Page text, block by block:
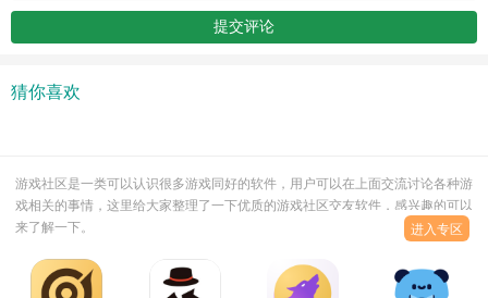
猜你喜欢
游戏社区是一类可以认识很多游戏同好的软件，用户可以在上面交流讨论各种游
戏相关的事情，这里给大家整理了一下优质的游戏社区交友软件，感兴趣的可以
来了解一下。
进入专区